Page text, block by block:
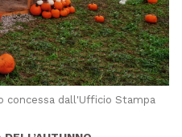
concessa dall'Ufficio Stampa